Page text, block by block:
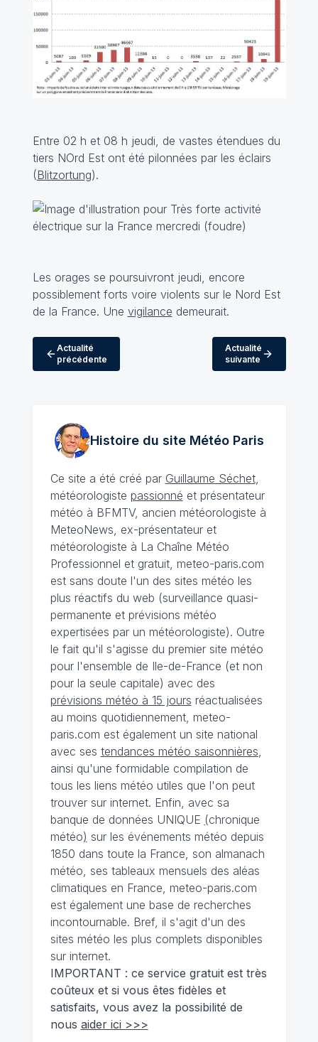
Entre 02 h et 08 h jeudi, de vastes étendues du
tiers NOrd Est ont été pilonnées par les éclairs
(Blitzortung).
Les orages se poursuivront jeudi, encore
possiblement forts voire violents sur le Nord Est
de la France. Une vigilance demeurait.
Actualité
précédente
Actualité
suivante
Histoire du site MétéoParis
Ce site a été créé par Guillaume Séchet,
météorologiste passionné et présentateur
météo à BFMTV, ancien météorologiste à
MeteoNews, ex-présentateur et
météorologiste à La Chaîne Météo
Professionnel et gratuit, meteo-paris.com
est sans doute l'un des sites météo les
plus réactifs du web (surveillance quasi-
permanente et prévisions météo
expertisées par un météorologiste). Outre
le fait qu'il s'agisse du premier site météo
pour l'ensemble de Ile-de-France (et non
pour la seule capitale) avec des
prévisions météo à 15 jours réactualisées
au moins quotidiennement, meteo-
paris.com est également un site national
avec ses tendances météo saisonnières
ainsi qu'une formidable compilation de
tous les liens météo utiles que l'on peut
trouver sur internet. Enfin, avec sa
banque de données UNIQUE (chronique
météo) sur les événements météo depuis
1850 dans toute la France, son almanach
météo, ses tableaux mensuels des aléas
climatiques en France, meteo-paris.com
est également une base de recherches
incontournable. Bref, il s'agit d'un des
sites météo les plus complets disponibles
sur internet.
IMPORTANT : ce service gratuit est très
coûteux et si vous êtes fidèles et
satisfaits, vous avez la possibilité de
nous aider ici >>>